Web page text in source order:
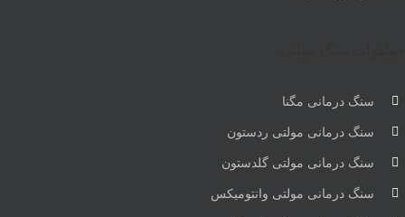
سنگ درمانی مگنا
سنگ درمانی مولتی ردستون
سنگ درمانی مولتی گلدستون
سنگ درمانی مولتی وانتومیکس